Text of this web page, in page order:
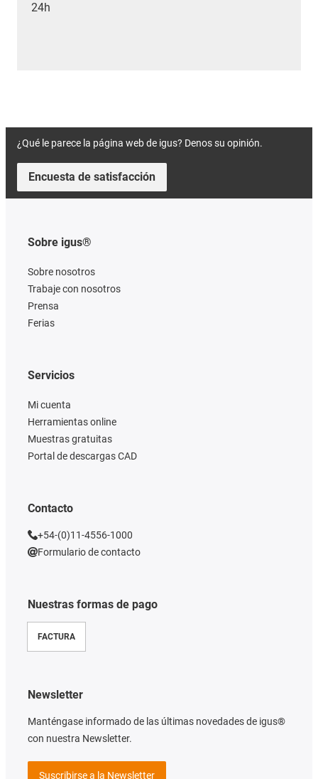
24h
¿Qué le parece la página web de igus? Denos su opinión.
Encuesta de satisfacción
Sobre igus®
Sobre nosotros
Trabaje con nosotros
Prensa
Ferias
Nuestras formas de pago
FACTURA
Servicios
Mi cuenta
Herramientas online
Muestras gratuitas
Portal de descargas CAD
Contacto
+54-(0)11-4556-1000
Formulario de contacto
Newsletter
Manténgase informado de las últimas novedades de igus®
con nuestra Newsletter.
Suscribirse a la Newsletter